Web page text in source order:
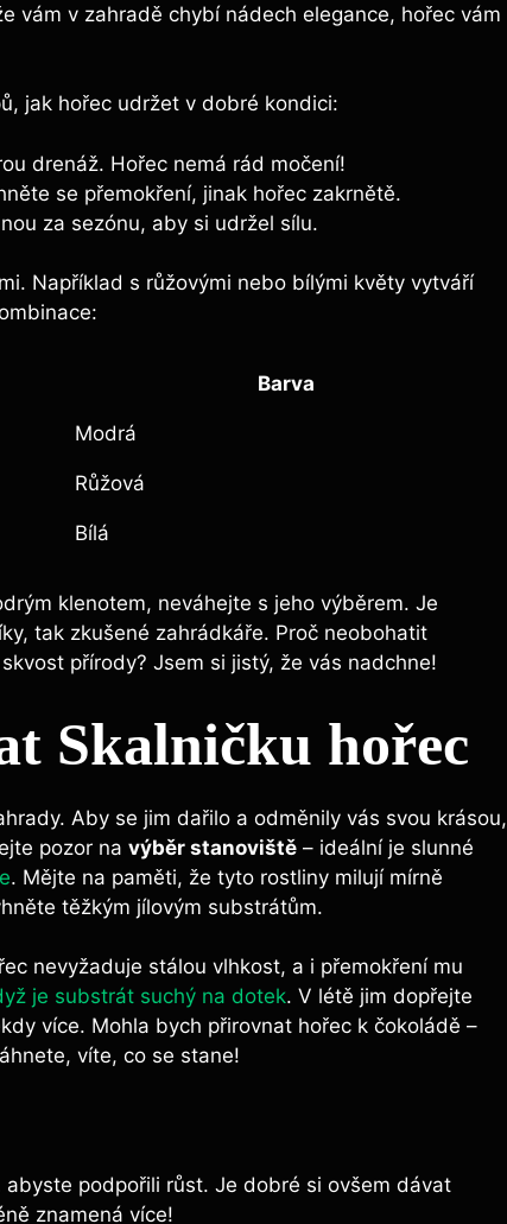
vám v zahradě chybí nádech elegance, hořec vám
jak hořec udržet v dobré kondici:
drenáž. Hořec nemá rád močení!
se přemokření, jinak hořec zakrnětě.
za sezónu, aby si udržel sílu.
Například s růžovými nebo bílými květy vytváří
Barva
Modrá
Růžová
Bílá
klenotem, neváhejte s jeho výběrem. Je
tak zkušené zahrádkáře. Proč neobohatit
přírody? Jsem si jistý, že vás nadchne!
Skalničku hořec
Aby se jim dařilo a odměnily vás svou krásou,
pozor na výběr stanoviště – ideální je slunné
. Mějte na paměti, že tyto rostliny milují mírně
těžkým jílovým substrátům.
nevyžaduje stálou vlhkost, a i přemokření mu
je substrát suchý na dotek. V létě jim dopřejte
více. Mohla bych přirovnat hořec k čokoládě –
víte, co se stane!
podpořili růst. Je dobré si ovšem dávat
znamená více!